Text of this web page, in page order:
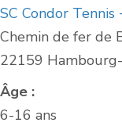
SC Condor Tennis
Chemin de fer de
22159
Âge :
6-16 ans